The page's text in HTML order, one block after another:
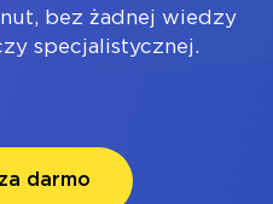
bez żadnej wiedzy
specjalistycznej.
darmo